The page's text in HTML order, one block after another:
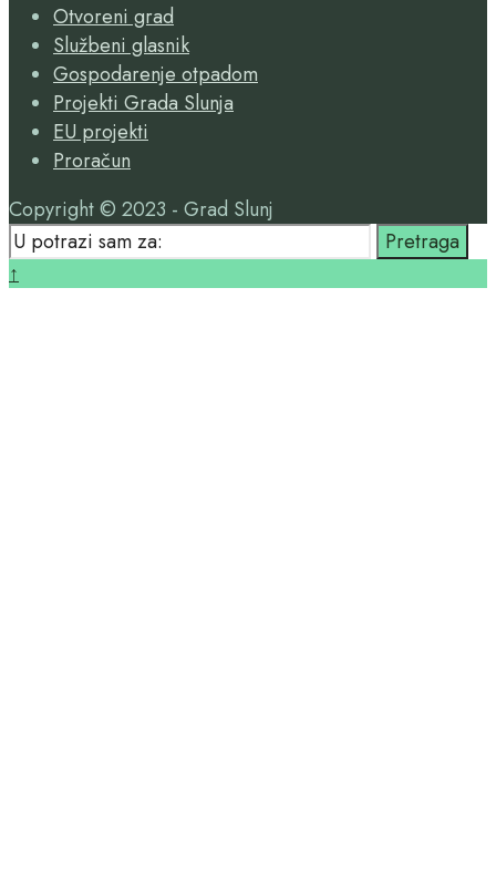
Window
Otvoreni grad
Službeni glasnik
Gospodarenje otpadom
Projekti Grada Slunja
EU projekti
Proračun
Copyright © 2023 - Grad Slunj
Search
for:
Pretraga
Close
↑